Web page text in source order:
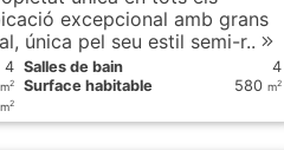
excepcional amb grans
única pel seu estil semi-r..
4 Salles de bain
4
m2 Surface habitable 580 m2
m2